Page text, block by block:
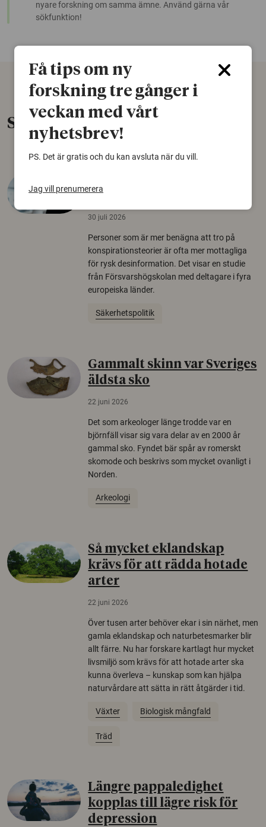
nyare forskning om samma ämne. Använd gärna vår
sökfunktion!
Senaste nytt
desinformation?
30 juli 2026
Personer som är mer benägna att tro på
konspirationsteorier är ofta mer mottagliga
för rysk desinformation. Det visar en studie
från Försvarshögskolan med deltagare i fyra
europeiska länder.
Säkerhetspolitik
Gammalt skinn var Sveriges
äldsta sko
22 juni 2026
Det som arkeologer länge trodde var en
björnfäll visar sig vara delar av en 2000 år
gammal sko. Fyndet bär spår av romerskt
skomode och beskrivs som mycket ovanligt i
Norden.
Arkeologi
Så mycket eklandskap
krävs för att rädda hotade
arter
22 juni 2026
Över tusen arter behöver ekar i sin närhet, men
gamla eklandskap och naturbetesmarker blir
allt färre. Nu har forskare kartlagt hur mycket
livsmiljö som krävs för att hotade arter ska
kunna överleva – kunskap som kan hjälpa
naturvårdare att sätta in rätt åtgärder i tid.
Växter Biologisk mångfald
Träd
Längre pappaledighet
kopplas till lägre risk för
depression
Få tips om ny
forskning tre gånger i
veckan med vårt
nyhetsbrev!
PS. Det är gratis och du kan avsluta när du vill.
Jag vill prenumerera